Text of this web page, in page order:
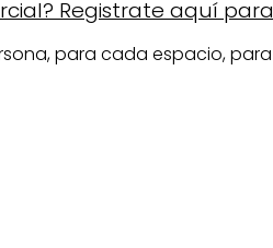
Registrate aquí
para cada espacio,